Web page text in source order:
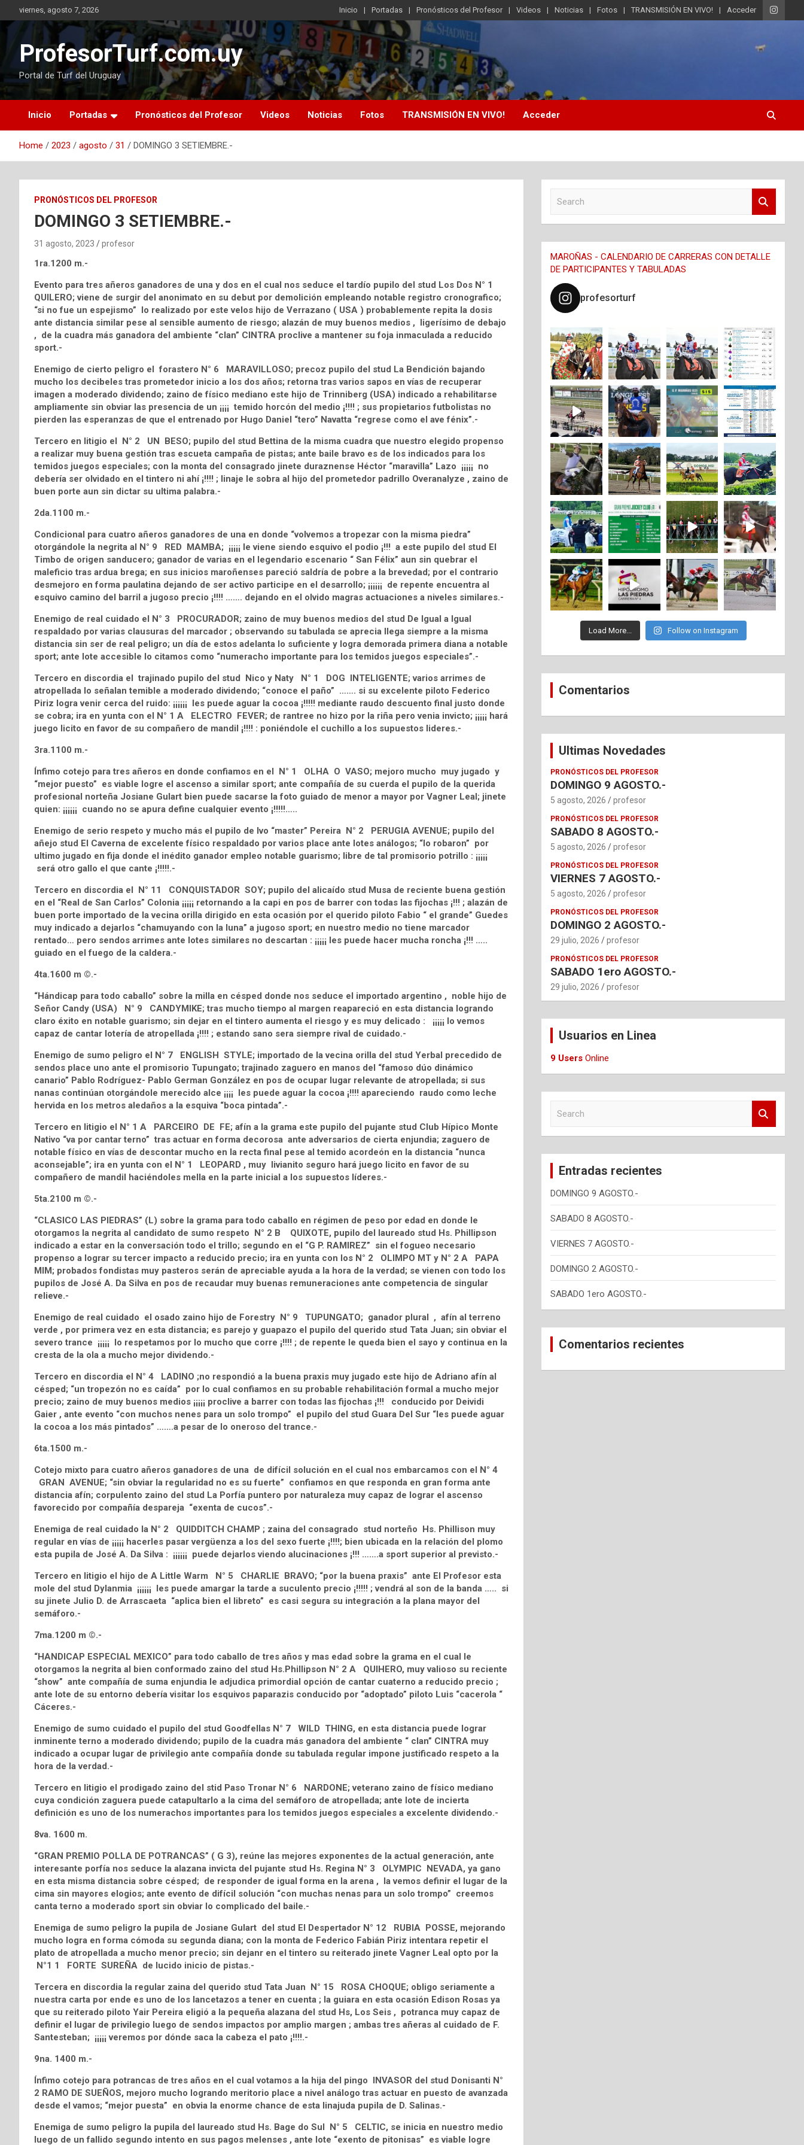
to
content
viernes, agosto 7, 2026 Inicio Portadas Pronósticos del Profesor Videos Noticias Fotos TRANSMISIÓN EN VIVO! Acceder
ProfesorTurf.com.uy
Portal de Turf del Uruguay
Inicio Portadas Pronósticos del Profesor Videos Noticias Fotos TRANSMISIÓN EN VIVO! Acceder
Home 2023 agosto 31 DOMINGO 3 SETIEMBRE.-
PRONÓSTICOS DEL PROFESOR
DOMINGO 3 SETIEMBRE.-
31 agosto, 2023 profesor
1ra.1200 m.-
Evento para tres añeros ganadores de una y dos en el cual nos seduce el tardío pupilo del stud Los Dos N° 1
QUILERO; viene de surgir del anonimato en su debut por demolición empleando notable registro cronografico;
“si no fue un espejismo” lo realizado por este velos hijo de Verrazano ( USA ) probablemente repita la dosis
ante distancia similar pese al sensible aumento de riesgo; alazán de muy buenos medios , ligerísimo de debajo
, de la cuadra más ganadora del ambiente “clan” CINTRA proclive a mantener su foja inmaculada a reducido
sport.-
Enemigo de cierto peligro el forastero N° 6 MARAVILLOSO; precoz pupilo del stud La Bendición bajando
mucho los decibeles tras prometedor inicio a los dos años; retorna tras varios sapos en vías de recuperar
imagen a moderado dividendo; zaino de físico mediano este hijo de Trinniberg (USA) indicado a rehabilitarse
ampliamente sin obviar las presencia de un ¡¡¡¡ temido horcón del medio ¡!!!! ; sus propietarios futbolistas no
pierden las esperanzas de que el entrenado por Hugo Daniel “tero” Navatta “regrese como el ave fénix”.-
Tercero en litigio el N° 2 UN BESO; pupilo del stud Bettina de la misma cuadra que nuestro elegido propenso
a realizar muy buena gestión tras escueta campaña de pistas; ante baile bravo es de los indicados para los
temidos juegos especiales; con la monta del consagrado jinete duraznense Héctor “maravilla” Lazo ¡¡¡¡¡ no
debería ser olvidado en el tintero ni ahí ¡!!!! ; linaje le sobra al hijo del prometedor padrillo Overanalyze , zaino de
buen porte aun sin dictar su ultima palabra.-
2da.1100 m.-
Condicional para cuatro añeros ganadores de una en donde “volvemos a tropezar con la misma piedra”
otorgándole la negrita al N° 9 RED MAMBA; ¡¡¡¡¡ le viene siendo esquivo el podio ¡!!! a este pupilo del stud El
Timbo de origen sanducero; ganador de varias en el legendario escenario “ San Félix” aun sin quebrar el
maleficio tras ardua brega; en sus inicios maroñenses pareció saldría de pobre a la brevedad; por el contrario
desmejoro en forma paulatina dejando de ser activo participe en el desarrollo; ¡¡¡¡¡¡ de repente encuentra al
esquivo camino del barril a jugoso precio ¡!!!! ……. dejando en el olvido magras actuaciones a niveles similares.-
Enemigo de real cuidado el N° 3 PROCURADOR; zaino de muy buenos medios del stud De Igual a Igual
respaldado por varias clausuras del marcador ; observando su tabulada se aprecia llega siempre a la misma
distancia sin ser de real peligro; un día de estos adelanta lo suficiente y logra demorada primera diana a notable
sport; ante lote accesible lo citamos como “numeracho importante para los temidos juegos especiales”.-
Tercero en discordia el trajinado pupilo del stud Nico y Naty N° 1 DOG INTELIGENTE; varios arrimes de
atropellada lo señalan temible a moderado dividendo; “conoce el paño” ……. si su excelente piloto Federico
Piriz logra venir cerca del ruido: ¡¡¡¡¡¡ les puede aguar la cocoa ¡!!!!! mediante raudo descuento final justo donde
se cobra; ira en yunta con el N° 1 A ELECTRO FEVER; de rantree no hizo por la riña pero venia invicto; ¡¡¡¡¡ hará
juego licito en favor de su compañero de mandil ¡!!!! : poniéndole el cuchillo a los supuestos lideres.-
3ra.1100 m.-
Ínfimo cotejo para tres añeros en donde confiamos en el N° 1 OLHA O VASO; mejoro mucho muy jugado y
“mejor puesto” es viable logre el ascenso a similar sport; ante compañía de su cuerda el pupilo de la querida
profesional norteña Josiane Gulart bien puede sacarse la foto guiado de menor a mayor por Vagner Leal; jinete
quien: ¡¡¡¡¡¡ cuando no se apura define cualquier evento ¡!!!!!…..
Enemigo de serio respeto y mucho más el pupilo de Ivo “master” Pereira N° 2 PERUGIA AVENUE; pupilo del
añejo stud El Caverna de excelente físico respaldado por varios place ante lotes análogos; “lo robaron” por
ultimo jugado en fija donde el inédito ganador empleo notable guarismo; libre de tal promisorio potrillo : ¡¡¡¡¡
será otro gallo el que cante ¡!!!!!.-
Tercero en discordia el N° 11 CONQUISTADOR SOY; pupilo del alicaído stud Musa de reciente buena gestión
en el “Real de San Carlos” Colonia ¡¡¡¡¡ retornando a la capi en pos de barrer con todas las fijochas ¡!!! ; alazán de
buen porte importado de la vecina orilla dirigido en esta ocasión por el querido piloto Fabio “ el grande” Guedes
muy indicado a dejarlos “chamuyando con la luna” a jugoso sport; en nuestro medio no tiene marcador
rentado… pero sendos arrimes ante lotes similares no descartan : ¡¡¡¡¡ les puede hacer mucha roncha ¡!!! …..
guiado en el fuego de la caldera.-
4ta.1600 m ©.-
“Hándicap para todo caballo” sobre la milla en césped donde nos seduce el importado argentino , noble hijo de
Señor Candy (USA) N° 9 CANDYMIKE; tras mucho tiempo al margen reapareció en esta distancia logrando
claro éxito en notable guarismo; sin dejar en el tintero aumenta el riesgo y es muy delicado : ¡¡¡¡¡ lo vemos
capaz de cantar lotería de atropellada ¡!!!! ; estando sano sera siempre rival de cuidado.-
Enemigo de sumo peligro el N° 7 ENGLISH STYLE; importado de la vecina orilla del stud Yerbal precedido de
sendos place uno ante el promisorio Tupungato; trajinado zaguero en manos del “famoso dúo dinámico
canario” Pablo Rodríguez- Pablo German González en pos de ocupar lugar relevante de atropellada; si sus
nanas continúan otorgándole merecido alce ¡¡¡¡ les puede aguar la cocoa ¡!!!! apareciendo raudo como leche
hervida en los metros aledaños a la esquiva “boca pintada”.-
Tercero en litigio el N° 1 A PARCEIRO DE FE; afín a la grama este pupilo del pujante stud Club Hípico Monte
Nativo “va por cantar terno” tras actuar en forma decorosa ante adversarios de cierta enjundia; zaguero de
notable físico en vías de descontar mucho en la recta final pese al temido acordeón en la distancia “nunca
aconsejable”; ira en yunta con el N° 1 LEOPARD , muy livianito seguro hará juego licito en favor de su
compañero de mandil haciéndoles mella en la parte inicial a los supuestos líderes.-
5ta.2100 m ©.-
“CLASICO LAS PIEDRAS” (L) sobre la grama para todo caballo en régimen de peso por edad en donde le
otorgamos la negrita al candidato de sumo respeto N° 2 B QUIXOTE, pupilo del laureado stud Hs. Phillipson
indicado a estar en la conversación todo el trillo; segundo en el “G P. RAMIREZ” sin el fogueo necesario
propenso a lograr su tercer impacto a reducido precio; ira en yunta con los N° 2 OLIMPO MT y N° 2 A PAPA
MIM; probados fondistas muy pasteros serán de apreciable ayuda a la hora de la verdad; se vienen con todo los
pupilos de José A. Da Silva en pos de recaudar muy buenas remuneraciones ante competencia de singular
relieve.-
Enemigo de real cuidado el osado zaino hijo de Forestry N° 9 TUPUNGATO; ganador plural , afín al terreno
verde , por primera vez en esta distancia; es parejo y guapazo el pupilo del querido stud Tata Juan; sin obviar el
severo trance ¡¡¡¡¡ lo respetamos por lo mucho que corre ¡!!!! ; de repente le queda bien el sayo y continua en la
cresta de la ola a mucho mejor dividendo.-
Tercero en discordia el N° 4 LADINO ;no respondió a la buena praxis muy jugado este hijo de Adriano afín al
césped; “un tropezón no es caída” por lo cual confiamos en su probable rehabilitación formal a mucho mejor
precio; zaino de muy buenos medios ¡¡¡¡¡ proclive a barrer con todas las fijochas ¡!!! conducido por Deividi
Gaier , ante evento “con muchos nenes para un solo trompo” el pupilo del stud Guara Del Sur “les puede aguar
la cocoa a los más pintados” …….a pesar de lo oneroso del trance.-
6ta.1500 m.-
Cotejo mixto para cuatro añeros ganadores de una de difícil solución en el cual nos embarcamos con el N° 4
GRAN AVENUE; “sin obviar la regularidad no es su fuerte” confiamos en que responda en gran forma ante
distancia afín; corpulento zaino del stud La Porfía puntero por naturaleza muy capaz de lograr el ascenso
favorecido por compañía despareja “exenta de cucos”.-
Enemiga de real cuidado la N° 2 QUIDDITCH CHAMP ; zaina del consagrado stud norteño Hs. Phillison muy
regular en vías de ¡¡¡¡¡ hacerles pasar vergüenza a los del sexo fuerte ¡!!!!; bien ubicada en la relación del plomo
esta pupila de José A. Da Silva : ¡¡¡¡¡¡ puede dejarlos viendo alucinaciones ¡!!! …….a sport superior al previsto.-
Tercero en litigio el hijo de A Little Warm N° 5 CHARLIE BRAVO; “por la buena praxis” ante El Profesor esta
mole del stud Dylanmia ¡¡¡¡¡¡ les puede amargar la tarde a suculento precio ¡!!!!! ; vendrá al son de la banda ….. si
su jinete Julio D. de Arrascaeta “aplica bien el libreto” es casi segura su integración a la plana mayor del
semáforo.-
7ma.1200 m ©.-
“HANDICAP ESPECIAL MEXICO” para todo caballo de tres años y mas edad sobre la grama en el cual le
otorgamos la negrita al bien conformado zaino del stud Hs.Phillipson N° 2 A QUIHERO, muy valioso su reciente
“show” ante compañía de suma enjundia le adjudica primordial opción de cantar cuaterno a reducido precio ;
ante lote de su entorno debería visitar los esquivos paparazis conducido por “adoptado” piloto Luis “cacerola “
Cáceres.-
Enemigo de sumo cuidado el pupilo del stud Goodfellas N° 7 WILD THING, en esta distancia puede lograr
inminente terno a moderado dividendo; pupilo de la cuadra más ganadora del ambiente “ clan” CINTRA muy
indicado a ocupar lugar de privilegio ante compañía donde su tabulada regular impone justificado respeto a la
hora de la verdad.-
Tercero en litigio el prodigado zaino del stid Paso Tronar N° 6 NARDONE; veterano zaino de físico mediano
cuya condición zaguera puede catapultarlo a la cima del semáforo de atropellada; ante lote de incierta
definición es uno de los numerachos importantes para los temidos juegos especiales a excelente dividendo.-
8va. 1600 m.
“GRAN PREMIO POLLA DE POTRANCAS” ( G 3), reúne las mejores exponentes de la actual generación, ante
interesante porfía nos seduce la alazana invicta del pujante stud Hs. Regina N° 3 OLYMPIC NEVADA, ya gano
en esta misma distancia sobre césped; de responder de igual forma en la arena , la vemos definir el lugar de la
cima sin mayores elogios; ante evento de difícil solución “con muchas nenas para un solo trompo” creemos
canta terno a moderado sport sin obviar lo complicado del baile.-
Enemiga de sumo peligro la pupila de Josiane Gulart del stud El Despertador N° 12 RUBIA POSSE, mejorando
mucho logra en forma cómoda su segunda diana; con la monta de Federico Fabián Piriz intentara repetir el
plato de atropellada a mucho menor precio; sin dejanr en el tintero su reiterado jinete Vagner Leal opto por la
N°1 1 FORTE SUREÑA de lucido inicio de pistas.-
Tercera en discordia la regular zaina del querido stud Tata Juan N° 15 ROSA CHOQUE; obligo seriamente a
nuestra carta por ende es uno de los lancetazos a tener en cuenta ; la guiara en esta ocasión Edison Rosas ya
que su reiterado piloto Yair Pereira eligió a la pequeña alazana del stud Hs, Los Seis , potranca muy capaz de
definir el lugar de privilegio luego de sendos impactos por amplio margen ; ambas tres añeras al cuidado de F.
Santesteban; ¡¡¡¡¡ veremos por dónde saca la cabeza el pato ¡!!!!.-
9na. 1400 m.-
Ínfimo cotejo para potrancas de tres años en el cual votamos a la hija del pingo INVASOR del stud Donisanti N°
2 RAMO DE SUEÑOS, mejoro mucho logrando meritorio place a nivel análogo tras actuar en puesto de avanzada
desde el vamos; “mejor puesta” en obvia la enorme chance de esta linajuda pupila de D. Salinas.-
Enemiga de sumo peligro la pupila del laureado stud Hs. Bage do Sul N° 5 CELTIC, se inicia en nuestro medio
luego de un fallido segundo intento en sus pagos melenses , ante lote “exento de pitonisas” es viable logre
c
h
MAROÑAS - CALENDARIO DE CARRERAS CON DETALLE
DE PARTICIPANTES Y TABULADAS
profesorturf
Load More... Follow on Instagram
Comentarios
Ultimas Novedades
PRONÓSTICOS DEL PROFESOR
DOMINGO 9 AGOSTO.-
5 agosto, 2026 profesor
PRONÓSTICOS DEL PROFESOR
SABADO 8 AGOSTO.-
5 agosto, 2026 profesor
PRONÓSTICOS DEL PROFESOR
VIERNES 7 AGOSTO.-
5 agosto, 2026 profesor
PRONÓSTICOS DEL PROFESOR
DOMINGO 2 AGOSTO.-
29 julio, 2026 profesor
PRONÓSTICOS DEL PROFESOR
SABADO 1ero AGOSTO.-
29 julio, 2026 profesor
Usuarios en Linea
9 Users Online
c
Entradas recientes
DOMINGO 9 AGOSTO.-
SABADO 8 AGOSTO.-
VIERNES 7 AGOSTO.-
DOMINGO 2 AGOSTO.-
SABADO 1ero AGOSTO.-
Comentarios recientes